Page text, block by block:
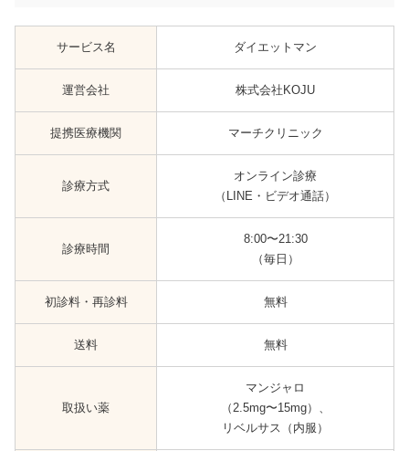
サービス名 ダイエットマン
運営会社 株式会社KOJU
提携医療機関 マーチクリニック
診療方式
オンライン診療
（LINE・ビデオ通話）
診療時間
8:00〜21:30
（毎日）
初診料・再診料 無料
送料 無料
取扱い薬
マンジャロ
（2.5mg〜15mg）、
リベルサス（内服）